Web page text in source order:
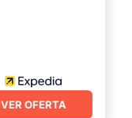
VER OFERTA